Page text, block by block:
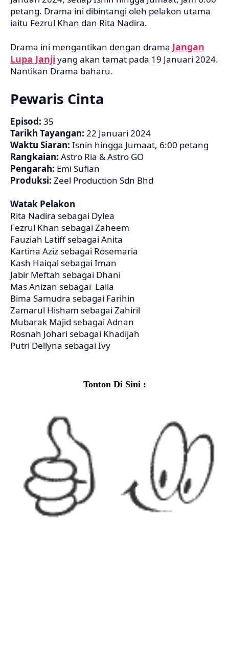
petang. Drama ini dibintangi oleh pelakon utama
iaitu Fezrul Khan dan Rita Nadira.
Drama ini mengantikan dengan drama Jangan
Lupa Janji yang akan tamat pada 19 Januari 2024.
Nantikan Drama baharu.
Pewaris Cinta
Episod: 35
Tarikh Tayangan: 22 Januari 2024
Waktu Siaran: Isnin hingga Jumaat, 6:00 petang
Rangkaian: Astro Ria & Astro GO
Pengarah: Emi Sufian
Produksi: Zeel Production Sdn Bhd
Watak Pelakon
Rita Nadira sebagai Dylea
Fezrul Khan sebagai Zaheem
Fauziah Latiff sebagai Anita
Kartina Aziz sebagai Rosemaria
Kash Haiqal sebagai Iman
Jabir Meftah sebagai Dhani
Mas Anizan sebagai Laila
Bima Samudra sebagai Farihin
Zamarul Hisham sebagai Zahiril
Mubarak Majid sebagai Adnan
Rosnah Johari sebagai Khadijah
Putri Dellyna sebagai Ivy
Tonton Di Sini :